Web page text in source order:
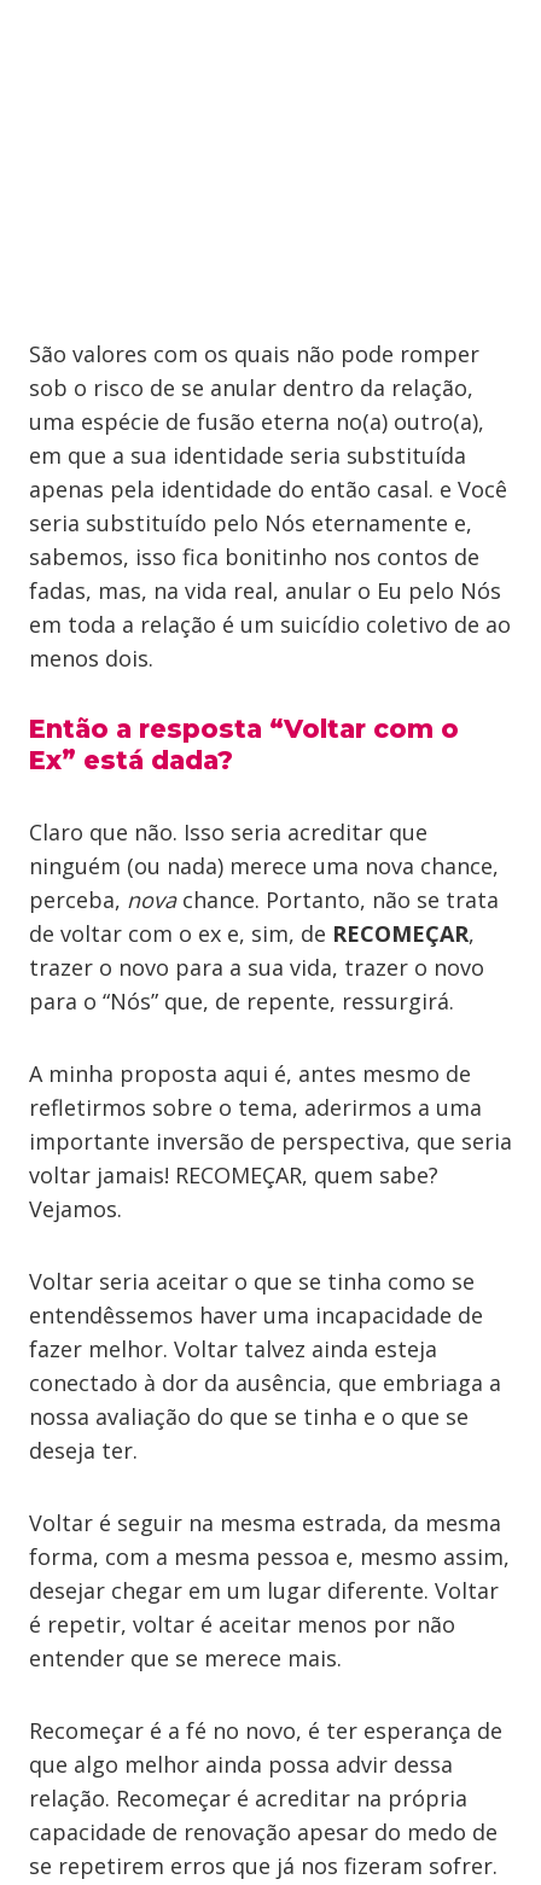
São valores com os quais não pode romper
sob o risco de se anular dentro da relação,
uma espécie de fusão eterna no(a) outro(a),
em que a sua identidade seria substituída
apenas pela identidade do então casal. e Você
seria substituído pelo Nós eternamente e,
sabemos, isso fica bonitinho nos contos de
fadas, mas, na vida real, anular o Eu pelo Nós
em toda a relação é um suicídio coletivo de ao
menos dois.
Então a resposta “Voltar com o
Ex” está dada?
Claro que não. Isso seria acreditar que
ninguém (ou nada) merece uma nova chance,
perceba, novachance. Portanto, não se trata
de voltar com o ex e, sim, de RECOMEÇAR,
trazer o novo para a sua vida, trazer o novo
para o “Nós” que, de repente, ressurgirá.
A minha proposta aqui é, antes mesmo de
refletirmos sobre o tema, aderirmos a uma
importante inversão de perspectiva, que seria
voltar jamais! RECOMEÇAR, quem sabe?
Vejamos.
Voltar seria aceitar o que se tinha como se
entendêssemos haver uma incapacidade de
fazer melhor. Voltar talvez ainda esteja
conectado à dor da ausência, que embriaga a
nossa avaliação do que se tinha e o que se
deseja ter.
Voltar é seguir na mesma estrada, da mesma
forma, com a mesma pessoa e, mesmo assim,
desejar chegar em um lugar diferente. Voltar
é repetir, voltar é aceitar menos por não
entender que se merece mais.
Recomeçar é a fé no novo, é ter esperança de
que algo melhor ainda possa advir dessa
relação. Recomeçar é acreditar na própria
capacidade de renovação apesar do medo de
se repetirem erros que já nos fizeram sofrer.